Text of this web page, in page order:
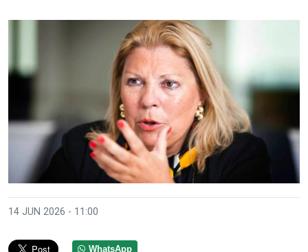
14 JUN 2026 - 11:00
WhatsApp